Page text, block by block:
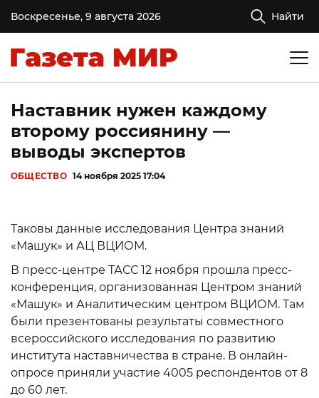
Воскресенье, 9 августа 2026 Найти
Наставник нужен каждому
второму россиянину —
выводы экспертов
ОБЩЕСТВО 14 ноября 2025 17:04
Таковы данные исследования Центра знаний
«Машук» и АЦ ВЦИОМ.
В пресс-центре ТАСС 12 ноября прошла пресс-
конференция, организованная Центром знаний
«Машук» и Аналитическим центром ВЦИОМ. Там
были презентованы результаты совместного
всероссийского исследования по развитию
института наставничества в стране. В онлайн-
опросе приняли участие 4005 респондентов от 8
до 60 лет.